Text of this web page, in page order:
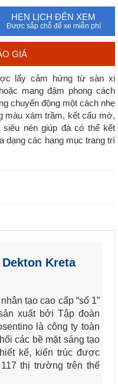
HẸN LỊCH ĐẾN XEM
Được sắp chỗ để xe miễn phí
GIÁ
lấy cảm hứng từsàn xi
mang đậm phong cách
chuyển động một cách nhẹ
xám trầm, kết cấu mờ,
nén giúp đá có thể kết
dạng các hạng mục trang trí
Kreta
tạo cao cấp “số 1”
xuất bởi Tập đoàn
là công ty toàn
các bề mặt sáng tạo
kế, kiến trúc được
thị trường trên thế